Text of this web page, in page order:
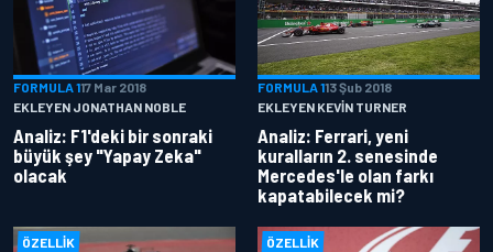
FORMULA 117 Mar 2018
EKLEYEN JONATHAN NOBLE
Analiz: F1'deki bir sonraki
büyük şey "Yapay Zeka"
olacak
FORMULA 113 Şub 2018
EKLEYEN KEVIN TURNER
Analiz: Ferrari, yeni
kuralların 2. senesinde
Mercedes'le olan farkı
kapatabilecek mi?
ÖZELLIK ÖZELLIK